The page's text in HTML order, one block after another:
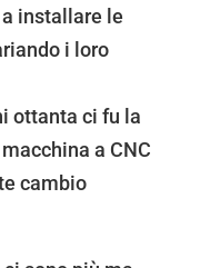
installare le
i loro
ottanta ci fu la
a CNC
cambio